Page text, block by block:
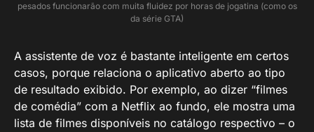
pesados funcionarão com muita fluidez por horas de jogatina (como os
da série GTA)
A assistente de voz é bastante inteligente em certos
casos, porque relaciona o aplicativo aberto ao tipo
de resultado exibido. Por exemplo, ao dizer “filmes
de comédia” com a Netflix ao fundo, ele mostra uma
lista de filmes disponíveis no catálogo respectivo – o